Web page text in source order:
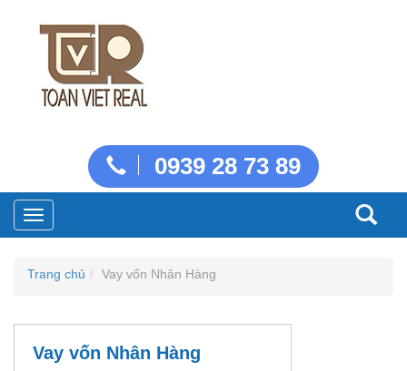
0939 28 73 89
Toggle
navigation
Trang chủ Vay vốn Nhân Hàng
Vay vốn Nhân Hàng